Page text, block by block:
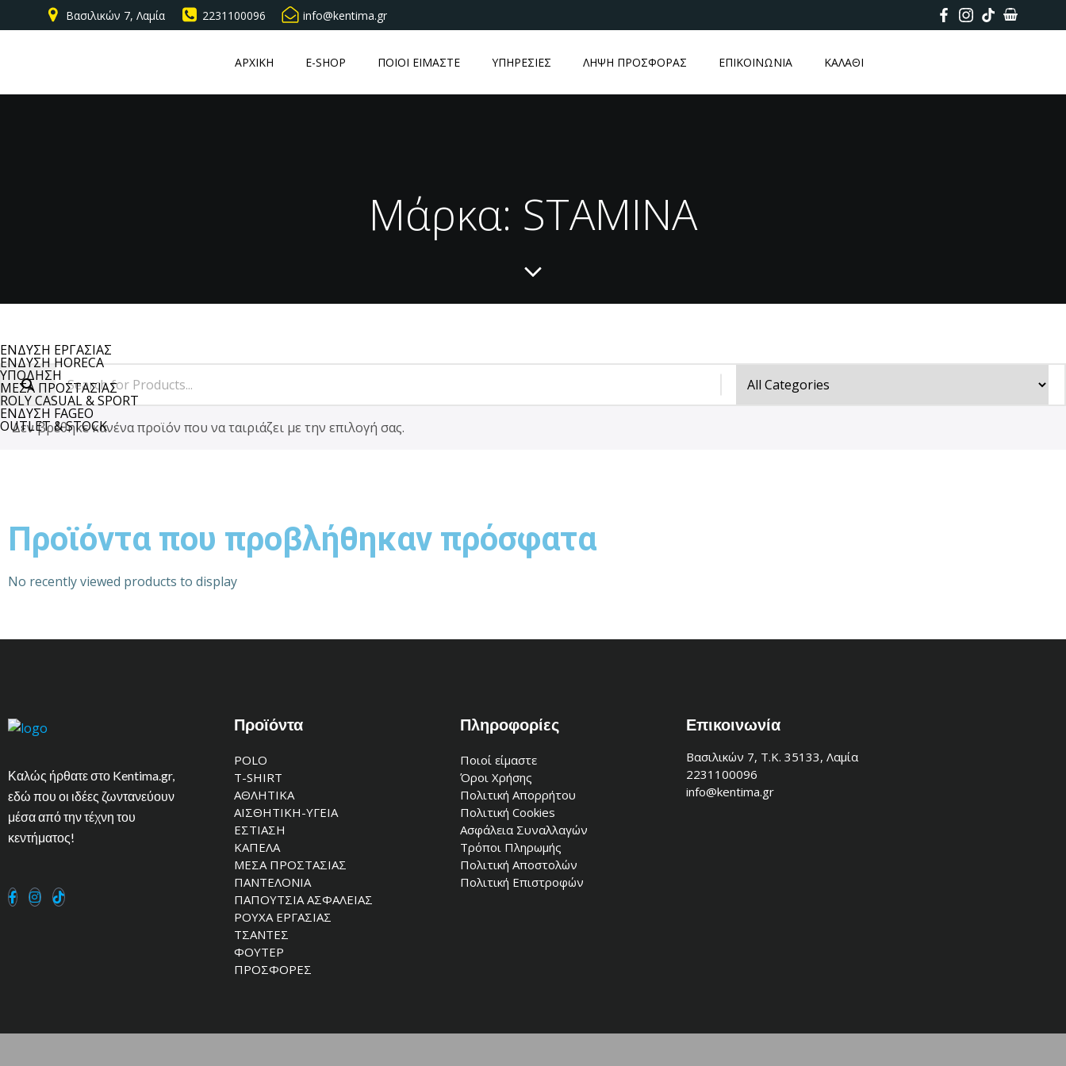
Βασιλικών 7, Λαμία 2231100096 info@kentima.gr
ΑΡΧΙΚΗ E-SHOP ΠΟΙΟΙ ΕΙΜΑΣΤΕ ΥΠΗΡΕΣΙΕΣ ΛΗΨΗ ΠΡΟΣΦΟΡΑΣ ΕΠΙΚΟΙΝΩΝΙΑ ΚΑΛΑΘΙ
Μάρκα: STAMINA
ΕΝΔΥΣΗ ΕΡΓΑΣΙΑΣ
ΕΝΔΥΣΗ HORECA
ΥΠΟΔΗΣΗ
ΜΕΣΑ ΠΡΟΣΤΑΣΙΑΣ
ROLY CASUAL & SPORT
ΕΝΔΥΣΗ FAGEO
OUTLET & STOCK
Δεν βρέθηκε κανένα προϊόν που να ταιριάζει με την επιλογή σας.
Προϊόντα που προβλήθηκαν πρόσφατα
No recently viewed products to display
Καλώς ήρθατε στο Kentima.gr,
εδώ που οι ιδέες ζωντανεύουν
μέσα από την τέχνη του
κεντήματος!
Προϊόντα
POLO
T-SHIRT
ΑΘΛΗΤΙΚΑ
ΑΙΣΘΗΤΙΚΗ-ΥΓΕΙΑ
ΕΣΤΙΑΣΗ
ΚΑΠΕΛΑ
ΜΕΣΑ ΠΡΟΣΤΑΣΙΑΣ
ΠΑΝΤΕΛΟΝΙΑ
ΠΑΠΟΥΤΣΙΑ ΑΣΦΑΛΕΙΑΣ
ΡΟΥΧΑ ΕΡΓΑΣΙΑΣ
ΤΣΑΝΤΕΣ
ΦΟΥΤΕΡ
ΠΡΟΣΦΟΡΕΣ
Πληροφορίες
Ποιοί είμαστε
Όροι Χρήσης
Πολιτική Απορρήτου
Πολιτική Cookies
Ασφάλεια Συναλλαγών
Τρόποι Πληρωμής
Πολιτική Αποστολών
Πολιτική Επιστροφών
Επικοινωνία
Βασιλικών 7, Τ.Κ. 35133, Λαμία
2231100096
info@kentima.gr